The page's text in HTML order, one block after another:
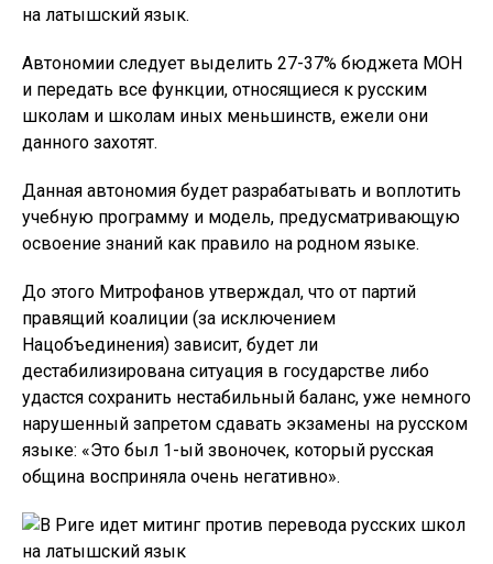
на латышский язык.
Автономии следует выделить 27-37% бюджета МОН
и передать все функции, относящиеся к русским
школам и школам иных меньшинств, ежели они
данного захотят.
Данная автономия будет разрабатывать и воплотить
учебную программу и модель, предусматривающую
освоение знаний как правило на родном языке.
До этого Митрофанов утверждал, что от партий
правящий коалиции (за исключением
Нацобъединения) зависит, будет ли
дестабилизирована ситуация в государстве либо
удастся сохранить нестабильный баланс, уже немного
нарушенный запретом сдавать экзамены на русском
языке: «Это был 1-ый звоночек, который русская
община восприняла очень негативно».